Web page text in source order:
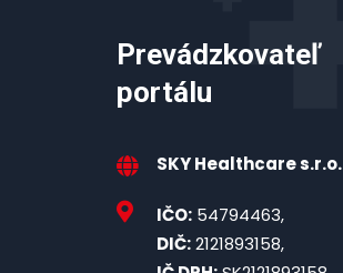
Prevádzkovateľ
portálu
SKY Healthcare s.r.o.
IČO: 54794463,
DIČ:2121893158,